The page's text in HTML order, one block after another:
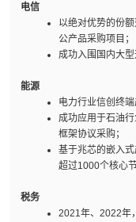
电信
以绝对优势的份
公产品采购项目；
成功入围国内大
能源
电力行业信创终
成功应用于石油
框架协议采购；
基于兆芯的嵌入
超过1000个核心
税务
2021年、2022年